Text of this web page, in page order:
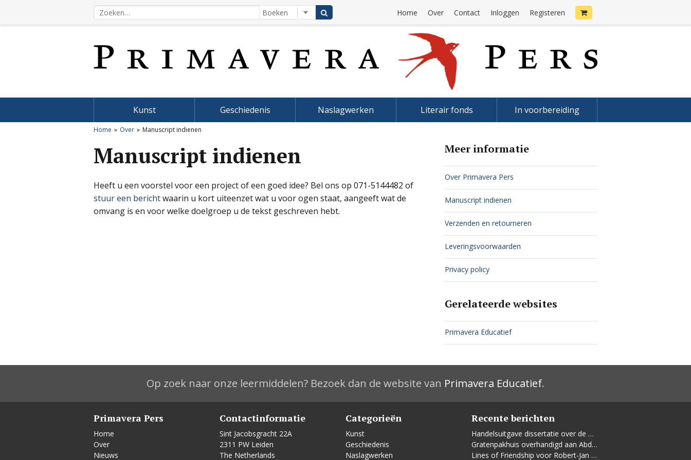
Home Over Contact Inloggen Registeren
Kunst Geschiedenis Naslagwerken Literair fonds In voorbereiding
Home Over Manuscript indienen
Manuscript indienen
Heeft u een voorstel voor een project of een goed idee? Bel ons op 071-5144482 of
stuur een berichtwaarin u kort uiteenzet wat u voor ogen staat, aangeeft wat de
omvang is en voor welke doelgroep u de tekst geschreven hebt.
Meer informatie
Over Primavera Pers
Manuscript indienen
Verzenden en retourneren
Leveringsvoorwaarden
Privacy policy
Gerelateerde websites
Primavera Educatief
Op zoek naar onze leermiddelen? Bezoek dan de website van Primavera Educatief.
Primavera Pers
Home
Over
Nieuws
Contactinformatie
Sint Jacobsgracht 22A
2311 PW Leiden
The Netherlands
Categorieën
Kunst
Geschiedenis
Naslagwerken
Recente berichten
Handelsuitgave dissertatie over de Leidse vrouwenbeweging
Gratenpakhuis overhandigd aan Abdelhaq Jermoumi
Lines of Friendship voor Robert-Jan te Rijdt